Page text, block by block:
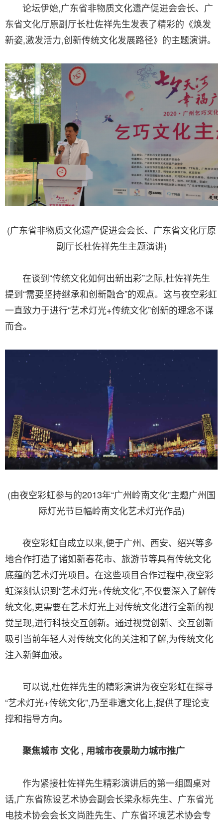
论坛伊始,广东省非物质文化遗产促进会会长、广
东省文化厅原副厅长杜佐祥先生发表了精彩的《焕发
新姿,激发活力,创新传统文化发展路径》的主题演讲。
(广东省非物质文化遗产促进会会长、广东省文化厅原
副厅长杜佐祥先生主题演讲)
在谈到“传统文化如何出新出彩”之际,杜佐祥先生
提到“需要坚持继承和创新融合”的观点。这与夜空彩虹
一直致力于进行“艺术灯光+传统文化”创新的理念不谋
而合。
(由夜空彩虹参与的2013年“广州岭南文化”主题广州国
际灯光节巨幅岭南文化艺术灯光作品)
夜空彩虹自成立以来,便于广州、西安、绍兴等多
地合作打造了诸如新春花市、旅游节等具有传统文化
底蕴的艺术灯光项目。在这些项目合作过程中,夜空彩
虹深刻认识到“艺术灯光+传统文化”,不仅要深入了解传
统文化,更需要在艺术灯光上对传统文化进行全新的视
觉呈现,进行科技交互创新。通过视觉创新、交互创新
吸引当前年轻人对传统文化的关注和了解,为传统文化
注入新鲜血液。
可以说,杜佐祥先生的精彩演讲为夜空彩虹在探寻
“艺术灯光+传统文化”,乃至非遗文化上,提供了理论支
撑和指导方向。
聚焦城市 文化 , 用城市夜景助力城市推广
作为紧接杜佐祥先生精彩演讲后的第一组圆桌对
话,广东省陈设艺术协会副会长梁永标先生、广东省光
电技术协会会长文尚胜先生、广东省环境艺术协会专